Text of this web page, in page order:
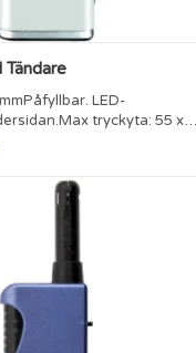
LED-
tryckyta: 55 x